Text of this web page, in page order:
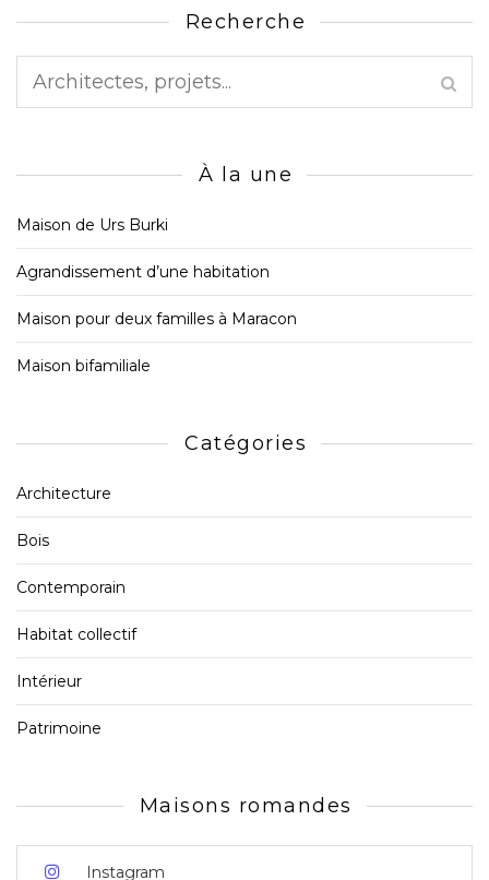
Recherche
À la une
Maison de Urs Burki
Agrandissement d’une habitation
Maison pour deux familles à Maracon
Maison bifamiliale
Catégories
Architecture
Bois
Contemporain
Habitat collectif
Intérieur
Patrimoine
Maisons romandes
Instagram